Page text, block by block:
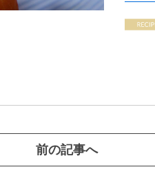
前の記事へ